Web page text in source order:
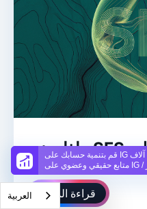
قم بتنمية حسابك على IG مع أكثر من 3 آلاف
قراءة المزيد العربية‏